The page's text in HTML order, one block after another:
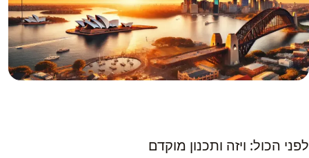
לפני הכול: ויזה ותכנון מוקדם